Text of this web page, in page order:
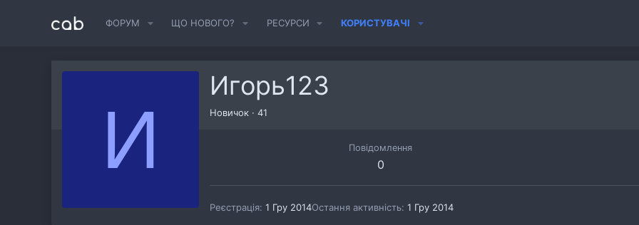
ФОРУМ ЩО НОВОГО? РЕСУРСИ КОРИСТУВАЧІ
И
Игорь123
Новичок · 41
Повідомлення
0
Реєстрація 1 Гру 2014Остання активність 1 Гру 2014